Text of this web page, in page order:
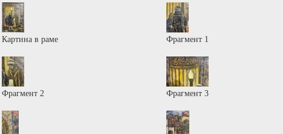
Картина в раме Фрагмент 1
Фрагмент 2 Фрагмент 3